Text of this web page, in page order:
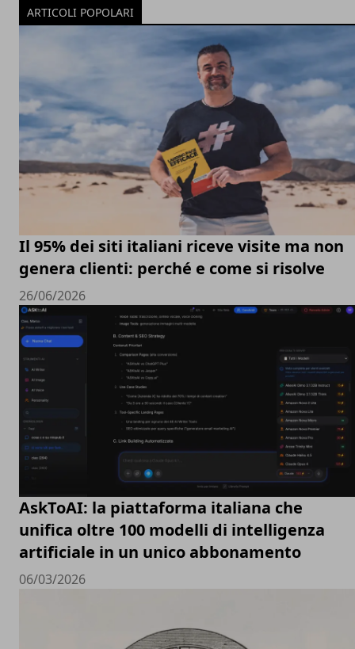
ARTICOLI POPOLARI
Il 95% dei siti italiani riceve visite ma non
genera clienti: perché e come si risolve
26/06/2026
AskToAI: la piattaforma italiana che
unifica oltre 100 modelli di intelligenza
artificiale in un unico abbonamento
06/03/2026